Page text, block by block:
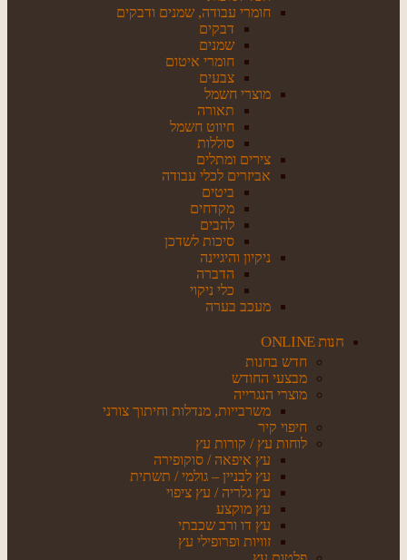
חומרי עבודה, שמנים ודבקים
דבקים
שמנים
חומרי איטום
צבעים
מוצרי חשמל
תאורה
חיווט חשמל
סוללות
צירים ומתלים
אביזרים לכלי עבודה
ביטים
מקדחים
להבים
סיכות לשדכן
ניקיון והיגיינה
הדברה
כלי ניקוי
מעכב בערה
חנות ONLINE
חדש בחנות
מבצעי החודש
מוצרי הנגרייה
משרבייות, מנדלות וחיתוך צורני
חיפוי קיר
לוחות עץ / קורות עץ
עץ איפאה / סוקופירה
עץ לבניין – גולמי / תשתית
עץ גלריה / עץ ציפוי
עץ מוקצע
עץ דו ורב שכבתי
זוויות ופרופילי עץ